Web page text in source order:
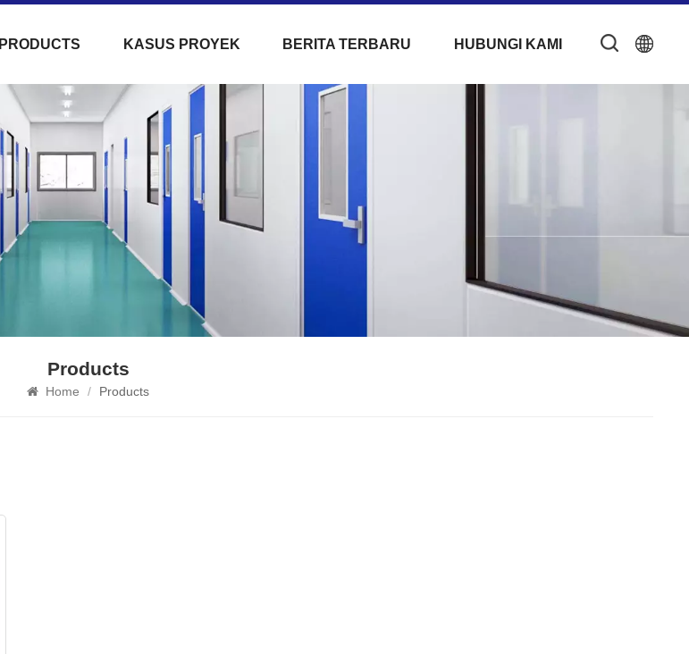
PRODUCTS KASUS PROYEK BERITA TERBARU HUBUNGI KAMI
Products
Home / Products